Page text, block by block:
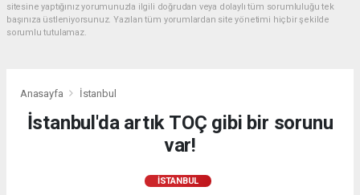
sitesine yaptığınız yorumunuzla ilgili doğrudan veya dolaylı tüm sorumluluğu tek
başınıza üstleniyorsunuz. Yazılan tüm yorumlardan site yönetimi hiçbir şekilde
sorumlu tutulamaz.
Anasayfa İstanbul
İstanbul'da artık TOÇ gibi bir sorunu
var!
İSTANBUL